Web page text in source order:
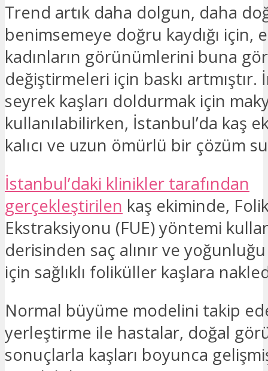
Trend artık daha dolgun, daha
benimsemeye doğru kaydığı için,
kadınların görünümlerini buna
değiştirmeleri için baskı artmıştır.
seyrek kaşları doldurmak için
kullanılabilirken, İstanbul’da kaş
kalıcı ve uzun ömürlü bir çözüm
İstanbul’daki klinikler tarafından
gerçekleştirilen kaş ekiminde,
Ekstraksiyonu (FUE) yöntemi
derisinden saç alınır ve
için sağlıklı foliküller kaşlara
Normal büyüme modelini takip
yerleştirme ile hastalar, doğal
sonuçlarla kaşları boyunca